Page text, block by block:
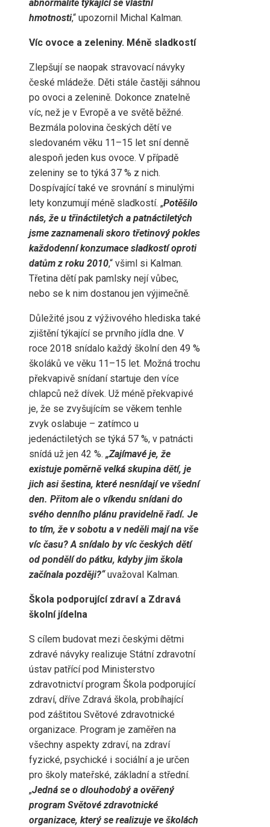
abnormalitě týkající se vlastní
hmotnosti,“ upozornil Michal Kalman.
Víc ovoce a zeleniny. Méně sladkostí
Zlepšují se naopak stravovací návyky
české mládeže. Děti stále častěji sáhnou
po ovoci a zelenině. Dokonce znatelně
víc, než je v Evropě a ve světě běžné.
Bezmála polovina českých dětí ve
sledovaném věku 11–15 let sní denně
alespoň jeden kus ovoce. V případě
zeleniny se to týká 37 % z nich.
Dospívající také ve srovnání s minulými
lety konzumují méně sladkostí. „Potěšilo
nás, že u třináctiletých a patnáctiletých
jsme zaznamenali skoro třetinový pokles
každodenní konzumace sladkostí oproti
datům z roku 2010,“ všiml si Kalman.
Třetina dětí pak pamlsky nejí vůbec,
nebo se k nim dostanou jen výjimečně.
Důležité jsou z výživového hlediska také
zjištění týkající se prvního jídla dne. V
roce 2018 snídalo každý školní den 49 %
školáků ve věku 11–15 let. Možná trochu
překvapivě snídaní startuje den více
chlapců než dívek. Už méně překvapivé
je, že se zvyšujícím se věkem tenhle
zvyk oslabuje – zatímco u
jedenáctiletých se týká 57 %, v patnácti
snídá už jen 42 %. „Zajímavé je, že
existuje poměrně velká skupina dětí, je
jich asi šestina, které nesnídají ve všední
den. Přitom ale o víkendu snídani do
svého denního plánu pravidelně řadí. Je
to tím, že v sobotu a v neděli mají na vše
víc času? A snídalo by víc českých dětí
od pondělí do pátku, kdyby jim škola
začínala později?“uvažoval Kalman.
Škola podporující zdraví a Zdravá
školní jídelna
S cílem budovat mezi českými dětmi
zdravé návyky realizuje Státní zdravotní
ústav patřící pod Ministerstvo
zdravotnictví program Škola podporující
zdraví, dříve Zdravá škola, probíhající
pod záštitou Světové zdravotnické
organizace. Program je zaměřen na
všechny aspekty zdraví, na zdraví
fyzické, psychické i sociální a je určen
pro školy mateřské, základní a střední.
„Jedná se o dlouhodobý a ověřený
program Světové zdravotnické
organizace, který se realizuje ve školách